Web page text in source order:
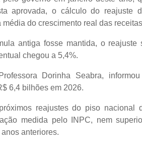
aprovada, o cálculo do reajuste
do crescimento real das
antiga fosse mantida, o reajuste
chegou a 5,4%.
Dorinha Seabra,
6,4 bilhões em 2026.
reajustes do piso nacional
medida pelo INPC, nem
anteriores.